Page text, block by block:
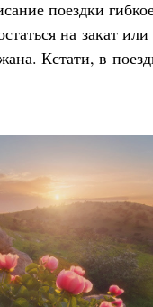
поездки
на закат
Кстати, в